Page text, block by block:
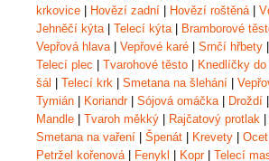
krkovice | Hovězí zadní | Hovězí roštěná |
Jehněčí kýta | Telecí kýta | Bramborové
Vepřová hlava | Vepřové karé | Srnčí hřbety |
Telecí plec | Tvarohové těsto | Knedlíčky do
šál | Telecí krk | Smetana na šlehání |
Tymián | Koriandr| Sójová omáčka | Droždí |
Mandle | Tvaroh měkký | Rajčatový protlak |
Smetana na vaření | Špenát | Krevety |
Petržel kořenová | Fenykl | Kopr| Telecí